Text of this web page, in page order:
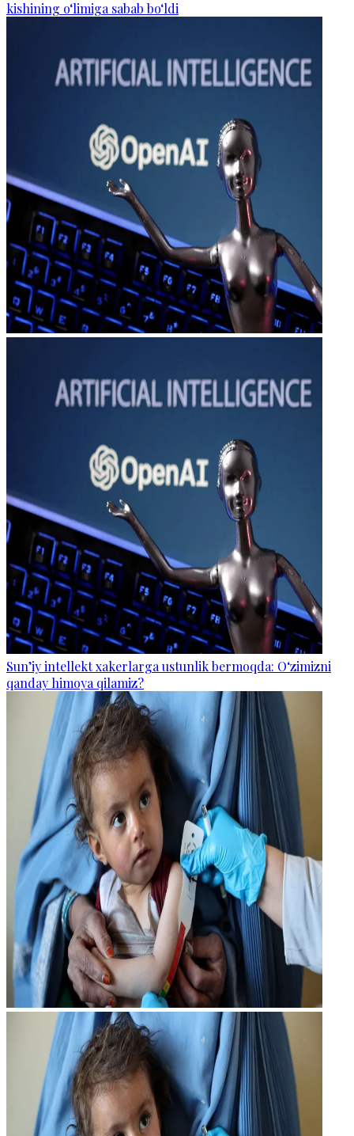
kishining o‘limiga sabab bo‘ldi
Sun’iy intellekt xakerlarga ustunlik bermoqda: O‘zimizni
qanday himoya qilamiz?